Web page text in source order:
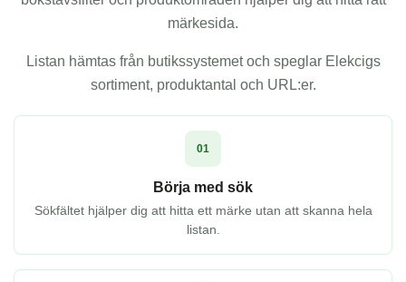
märkesida.
Listan hämtas från butikssystemet och speglar Elekcigs
sortiment, produktantal och URL:er.
01
Börja med sök
Sökfältet hjälper dig att hitta ett märke utan att skanna hela
listan.